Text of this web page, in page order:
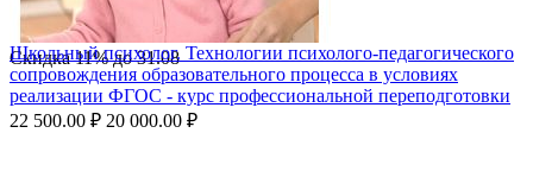
Скидка11%до31.08
Школьный психолог. Технологии психолого-педагогического
сопровождения образовательного процесса в условиях
реализации ФГОС - курс профессиональной переподготовки
22 500.00 ₽ 20 000.00 ₽